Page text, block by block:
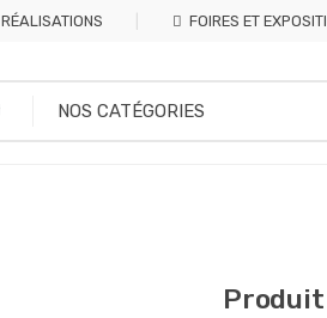
RÉALISATIONS FOIRES ET